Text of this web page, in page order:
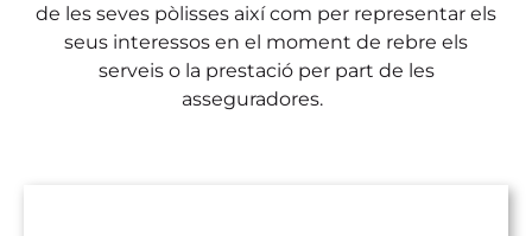
de les seves pòlisses així com per representar els
seus interessos en el moment de rebre els
serveis o la prestació per part de les
asseguradores.